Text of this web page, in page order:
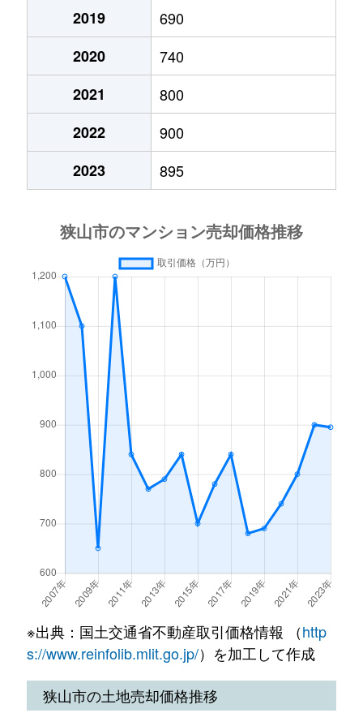
1,900万円
広瀬台
1,600万円
広瀬台
970万円
広瀬東
1,300万円
広瀬東
100万円
富士見
1,000万円 入曽
3,000万円 狭山市
富士見
大字水野
大字水野
大字水野
徒歩26
大字水野
2,100万円 入曽
大字水野
2,000万円 入曽
大字水野
3,100万円 入曽
大字水野
1,400万円 入曽
徒歩19
大字水野
1,800万円 入曽
徒歩5
大字水野
1,800万円 入曽
徒歩5
大字水野
2,000万円
1,300万円
大字上赤坂
3,000万円
大字上奥富
2,800万円
大字上奥富
1,500万円
大字上奥富
10,000万円
祇園
祇園
祇園
790万円 狭山市
祇園
4,300万円 狭山市
大字北入曽
390万円 入曽
徒歩
大字北入曽
500万円 入曽
徒歩
大字北入曽
3,100万円 入曽
徒歩
2019
690
2020
740
2021
800
2022
900
2023
895
※出典：国土交通省不動産取引価格情報 （http
s://www.reinfolib.mlit.go.jp/）を加工して作成
狭山市の土地売却価格推移